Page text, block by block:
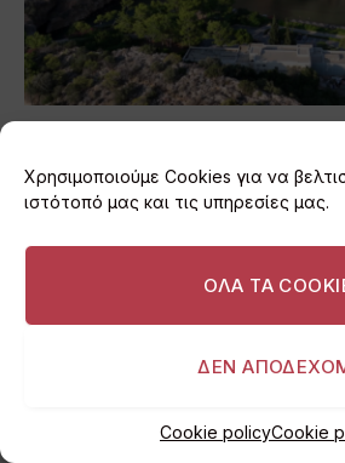
Χρησιμοποιούμε Cookies για να
ιστότοπό μας και τις υπηρεσίες μας.
ΟΛΑ ΤΑ
ΔΕΝ
Cookie policyCookie
05/08/2026